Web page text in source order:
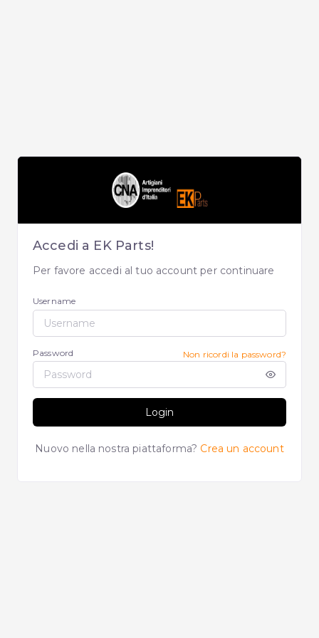
Accedi a EK Parts!
Per favore accedi al tuo account per continuare
Username
Password Non ricordi la password?
Login
Nuovo nella nostra piattaforma? Crea un account